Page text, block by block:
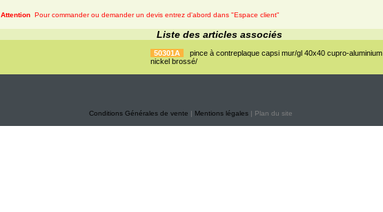
Attention Pour commander ou demander un devis entrez d'abord dans "Espace client"
Liste des articles associés
50301A
pince à contreplaque capsi mur/gl 40x40 cupro-aluminium
nickel brossé/
Conditions Générales de vente | Mentions légales | Plan du site